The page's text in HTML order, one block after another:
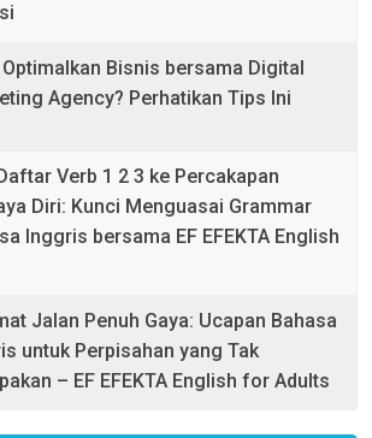
Bisnis bersama Digital
Agency? Perhatikan Tips Ini
Verb 1 2 3 ke Percakapan
Diri: Kunci Menguasai Grammar
Inggris bersama EF EFEKTA English
Jalan Penuh Gaya: Ucapan Bahasa
untuk Perpisahan yang Tak
– EF EFEKTA English for Adults